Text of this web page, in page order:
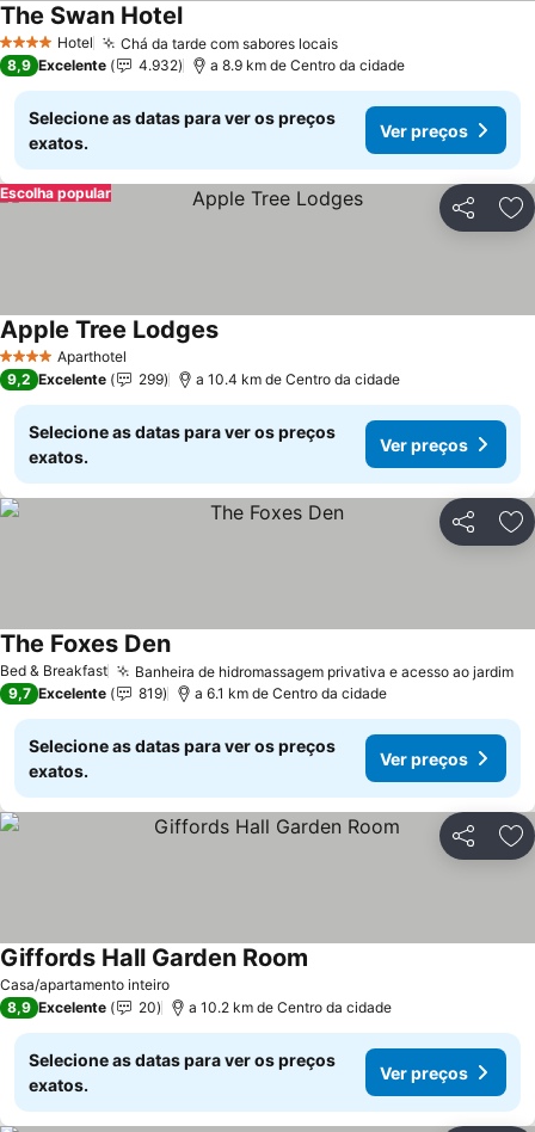
4 EstrelasHotel Chá da tarde com sabores locaisVer preços
The Swan HotelVer preços
8,9 Excelente 4.932 a 8.9 km de Centro da cidade
Selecione as datas para ver os preços
exatos.
Ver preços
Partilhar
Escolha popular
4 EstrelasAparthotel
Apple Tree LodgesVer preços
9,2 Excelente 299 a 10.4 km de Centro da cidade
Selecione as datas para ver os preços
exatos.
Ver preços
Partilhar
Bed & Breakfast Banheira de hidromassagem privativa e acesso ao jardim
The Foxes DenVer preços
9,7 Excelente 819 a 6.1 km de Centro da cidade
Selecione as datas para ver os preços
exatos.
Ver preços
Partilhar
Casa/apartamento inteiro
Giffords Hall Garden Room
8,9 Excelente 20 a 10.2 km de Centro da cidade
Selecione as datas para ver os preços
exatos.
Ver preços